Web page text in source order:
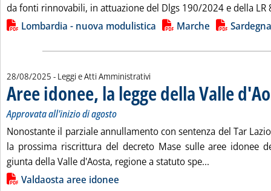
da fonti rinnovabili, in attuazione del Dlgs 190/2024 e della LR
Lista allegati PDF alla notizia
Lombardia - nuova modulistica Marche
28/08/2025 - Leggi e Atti Amministrativi
Aree idonee, la legge della Valle
Approvata all'inizio di agosto
Nonostante il parziale annullamento con sentenza del Tar
la prossima riscrittura del decreto Mase sulle aree idonee
giunta della Valle d'Aosta, regione a statuto spe...
Lista allegati PDF alla notizia
Valdaosta aree idonee